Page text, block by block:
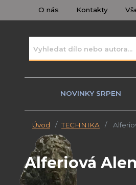
O nás Kontakty
NOVINKY SRPEN
Úvod TECHNIKA
Alferiová